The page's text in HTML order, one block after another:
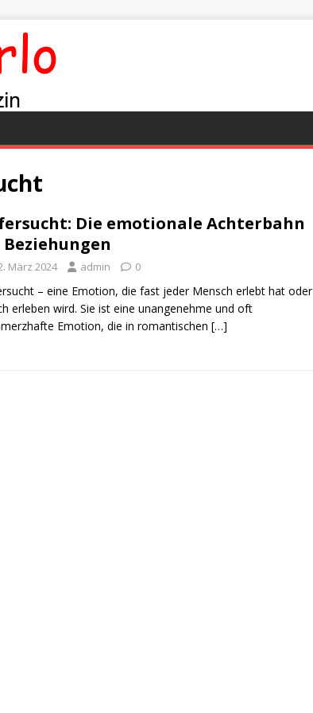
Die emotionale Achterbahn
Beziehungen
März 2024 admin 0
– eine Emotion, die fast jeder Mensch erlebt hat oder
erleben wird. Sie ist eine unangenehme und oft
Emotion, die in romantischen […]